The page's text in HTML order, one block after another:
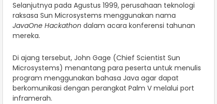
Selanjutnya pada Agustus 1999, perusahaan teknologi
raksasa Sun Microsystems menggunakan nama
JavaOne Hackathon dalam acara konferensi tahunan
mereka.
Di ajang tersebut, John Gage (Chief Scientist Sun
Microsystems) menantang para peserta untuk menulis
program menggunakan bahasa Java agar dapat
berkomunikasi dengan perangkat Palm V melalui port
inframerah.